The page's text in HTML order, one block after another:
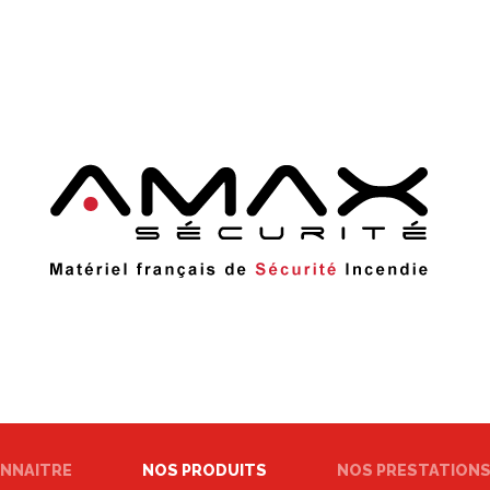
NOS PRODUITS NOS PRESTATIONS